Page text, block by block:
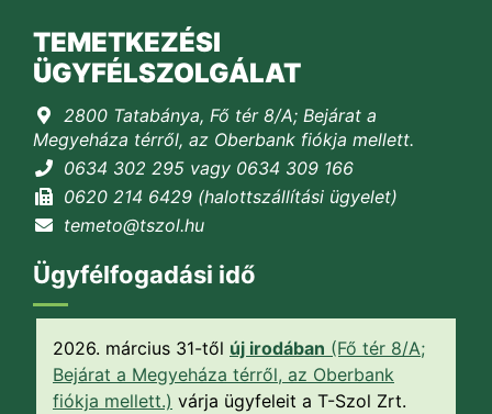
TEMETKEZÉSI
ÜGYFÉLSZOLGÁLAT
2800 Tatabánya, Fő tér 8/A; Bejárat a
Megyeháza térről, az Oberbank fiókja mellett.
0634 302 295 vagy 0634 309 166
0620 214 6429 (halottszállítási ügyelet)
temeto@tszol.hu
Ügyfélfogadási idő
2026. március 31-től új irodában (Fő tér 8/A;
Bejárat a Megyeháza térről, az Oberbank
fiókja mellett.) várja ügyfeleit a T-Szol Zrt.